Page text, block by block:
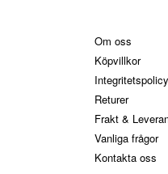
Om oss
Köpvillkor
Integritetspolicy
Returer
Frakt &
Vanliga frågor
Kontakta oss